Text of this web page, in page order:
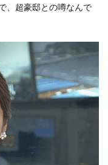
、超豪邸との噂なんで